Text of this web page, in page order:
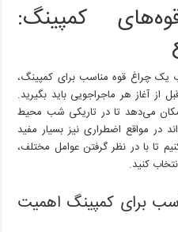
کمپینگ:
یک چراغ قوه مناسب برای کمپینگ،
آغاز هر ماجراجویی باید بگیرید.
می‌دهد تا در تاریکی شب محیط
در مواقع اضطراری نیز بسیار مفید
تا با در نظر گرفتن عوامل مختلف،
کنید.
برای کمپینگ اهمیت